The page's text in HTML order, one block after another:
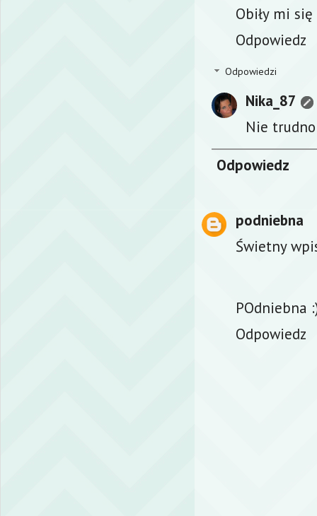
Obiły mi
Odpowiedz
Odpowiedzi
Nika_87
Nie
Odpowiedz
podniebna
Świetny
POdniebna
Odpowiedz